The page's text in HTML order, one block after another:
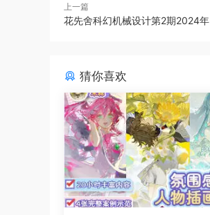
上一篇
花先舍科幻机械设计第2期2024年
猜你喜欢